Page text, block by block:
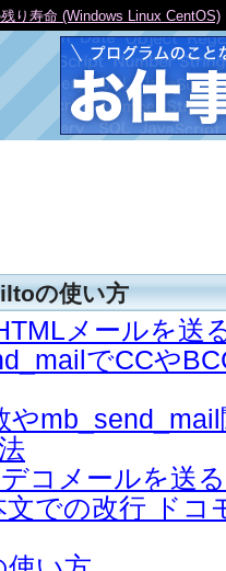
の使い方
メールを送
でCCや
や
コメールを送
での改行 ドコ
り寿命 (Windows Linux CentOS)